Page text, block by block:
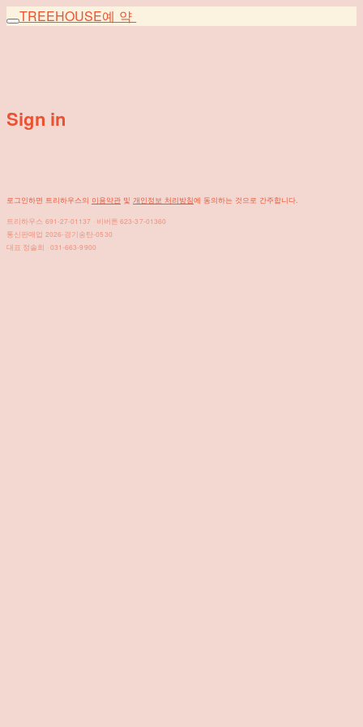
TREEHOUSE예약
Sign in
로그인하면 트리하우스의 이용약관 및 개인정보 처리방침에 동의하는 것으로 간주합니다.
트리하우스 691-27-01137 · 비버튼 623-37-01360
통신판매업 2026-경기송탄-0530
대표 정솔희 · 031-663-9900